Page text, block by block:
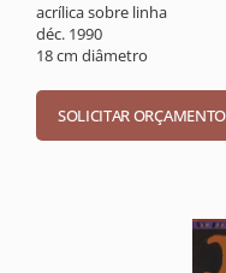
acrílica sobre linha
déc. 1990
18 cm diâmetro